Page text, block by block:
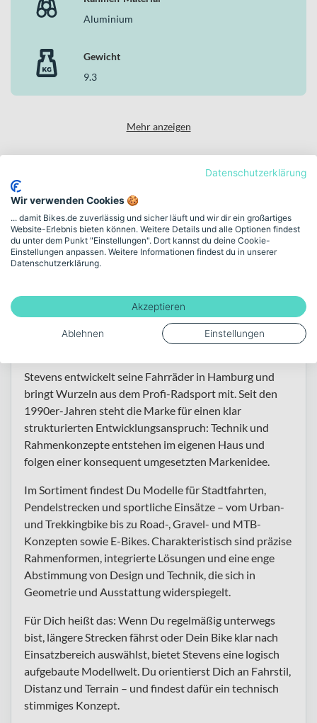
Aluminium
Gewicht
9.3
Mehr anzeigen
Über die Marke Stevens
Durchdachte Bikes für tägliche Wege und
sportliche Touren – entwickelt mit Hamburger
Stevens entwickelt seine Fahrräder in Hamburg und
bringt Wurzeln aus dem Profi-Radsport mit. Seit den
1990er-Jahren steht die Marke für einen klar
strukturierten Entwicklungsanspruch: Technik und
Rahmenkonzepte entstehen im eigenen Haus und
folgen einer konsequent umgesetzten Markenidee.
Im Sortiment findest Du Modelle für Stadtfahrten,
Pendelstrecken und sportliche Einsätze – vom Urban-
und Trekkingbike bis zu Road-, Gravel- und MTB-
Konzepten sowie E-Bikes. Charakteristisch sind präzise
Rahmenformen, integrierte Lösungen und eine enge
Abstimmung von Design und Technik, die sich in
Geometrie und Ausstattung widerspiegelt.
Für Dich heißt das: Wenn Du regelmäßig unterwegs
bist, längere Strecken fährst oder Dein Bike klar nach
Einsatzbereich auswählst, bietet Stevens eine logisch
aufgebaute Modellwelt. Du orientierst Dich an Fahrstil,
Distanz und Terrain – und findest dafür ein technisch
stimmiges Konzept.
Datenschutzerklärung
Wir verwenden Cookies 🍪
... damit Bikes.de zuverlässig und sicher läuft und wir dir ein großartiges
Website-Erlebnis bieten können. Weitere Details und alle Optionen findest
du unter dem Punkt "Einstellungen". Dort kannst du deine Cookie-
Einstellungen anpassen. Weitere Informationen findest du in unserer
Datenschutzerklärung.
Akzeptieren
Ablehnen Einstellungen